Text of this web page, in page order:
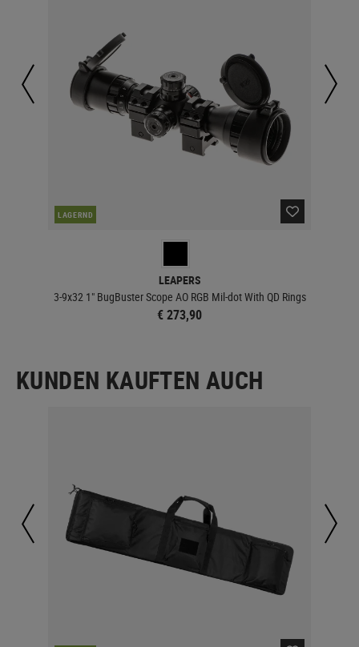
LAGERND
LEAPERS
3-9x32 1" BugBuster Scope AO RGB Mil-dot With QD Rings
€ 273,90
KUNDEN KAUFTEN AUCH